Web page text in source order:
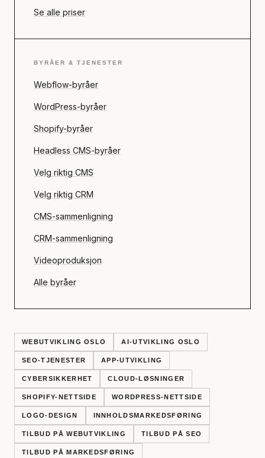
Se alle priser
BYRÅER & TJENESTER
Webflow-byråer
WordPress-byråer
Shopify-byråer
Headless CMS-byråer
Velg riktig CMS
Velg riktig CRM
CMS-sammenligning
CRM-sammenligning
Videoproduksjon
Alle byråer
WEBUTVIKLING OSLO AI-UTVIKLING OSLO
SEO-TJENESTER APP-UTVIKLING
CYBERSIKKERHET CLOUD-LØSNINGER
SHOPIFY-NETTSIDE WORDPRESS-NETTSIDE
LOGO-DESIGN INNHOLDSMARKEDSFØRING
TILBUD PÅ WEBUTVIKLING TILBUD PÅ SEO
TILBUD PÅ MARKEDSFØRING